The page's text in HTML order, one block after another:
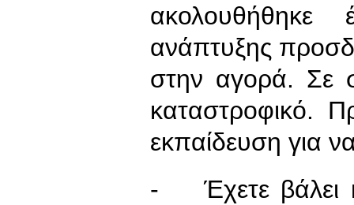
ανάπτυξης
στην αγορά. Σε
καταστροφικό.
εκπαίδευση για
- Έχετε βάλει